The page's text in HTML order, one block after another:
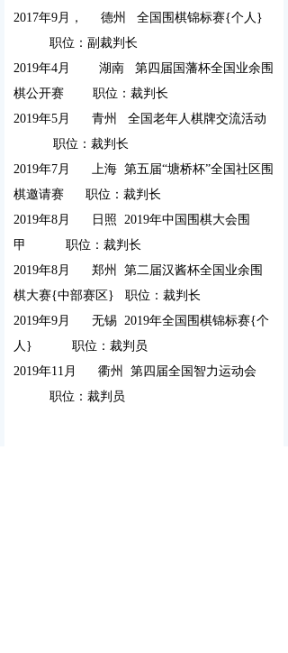
2017年9月， 德州 全国围棋锦标赛{个人}
职位：副裁判长
2019年4月 湖南 第四届国藩杯全国业余围
棋公开赛 职位：裁判长
2019年5月 青州 全国老年人棋牌交流活动
职位：裁判长
2019年7月 上海 第五届“塘桥杯”全国社区围
棋邀请赛 职位：裁判长
2019年8月 日照 2019年中国围棋大会围
甲 职位：裁判长
2019年8月
郑州 第二届汉酱杯全国业余围
棋大赛{中部赛区}
职位：裁判长
2019年9月
无锡 2019年全国围棋锦标赛{个
人}
职位：裁判员
2019年11月 衢州 第四届全国智力运动会
职位：裁判员